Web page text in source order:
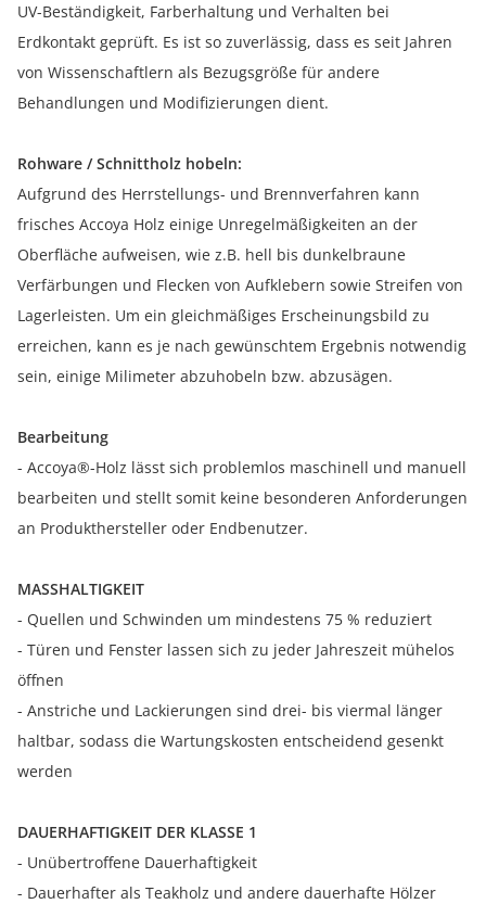
UV-Beständigkeit, Farberhaltung und Verhalten bei
Erdkontakt geprüft. Es ist so zuverlässig, dass es seit Jahren
von Wissenschaftlern als Bezugsgröße für andere
Behandlungen und Modifizierungen dient.
Rohware / Schnittholz hobeln:
Aufgrund des Herrstellungs- und Brennverfahren kann
frisches Accoya Holz einige Unregelmäßigkeiten an der
Oberfläche aufweisen, wie z.B. hell bis dunkelbraune
Verfärbungen und Flecken von Aufklebern sowie Streifen von
Lagerleisten. Um ein gleichmäßiges Erscheinungsbild zu
erreichen, kann es je nach gewünschtem Ergebnis notwendig
sein, einige Milimeter abzuhobeln bzw. abzusägen.
Bearbeitung
- Accoya®-Holz lässt sich problemlos maschinell und manuell
bearbeiten und stellt somit keine besonderen Anforderungen
an Produkthersteller oder Endbenutzer.
MASSHALTIGKEIT
- Quellen und Schwinden um mindestens 75 % reduziert
- Türen und Fenster lassen sich zu jeder Jahreszeit mühelos
öffnen
- Anstriche und Lackierungen sind drei- bis viermal länger
haltbar, sodass die Wartungskosten entscheidend gesenkt
werden
DAUERHAFTIGKEIT DER KLASSE 1
- Unübertroffene Dauerhaftigkeit
- Dauerhafter als Teakholz und andere dauerhafte Hölzer